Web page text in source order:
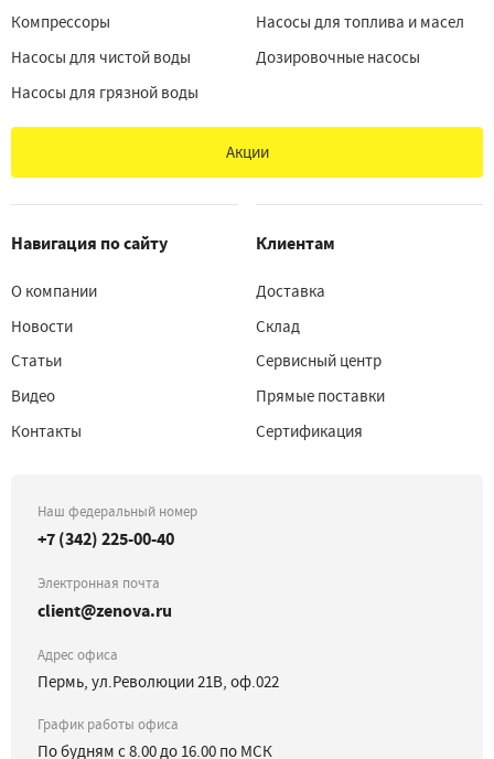
Компрессоры
Насосы для чистой воды
Насосы для грязной воды
Насосы для топлива и масел
Дозировочные насосы
Акции
Навигация по сайту
О компании
Новости
Статьи
Видео
Контакты
Клиентам
Доставка
Склад
Сервисный центр
Прямые поставки
Сертификация
Наш федеральный номер
+7 (342) 225-00-40
Электронная почта
client@zenova.ru
Адрес офиса
Пермь, ул.Революции 21В, оф.022
График работы офиса
По будням с 8.00 до 16.00 по МСК